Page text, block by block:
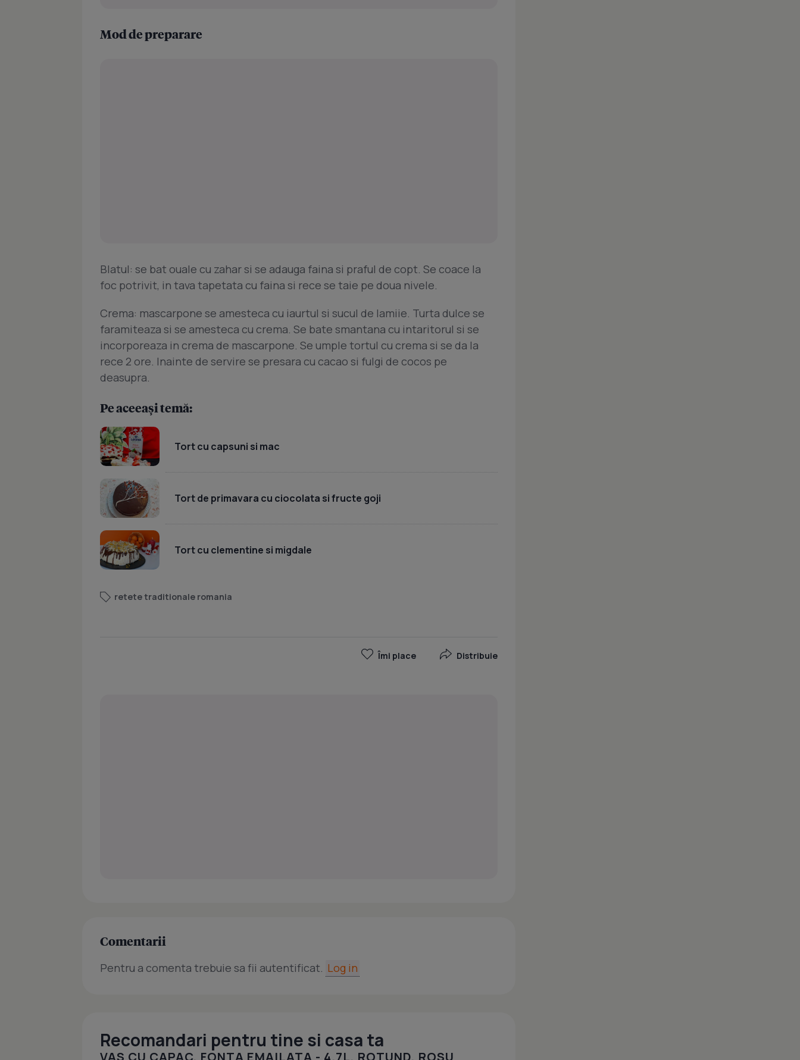
Mod de preparare
Blatul: se bat ouale cu zahar si se adauga faina si praful de copt. Se coace la
foc potrivit, in tava tapetata cu faina si rece se taie pe doua nivele.
Crema: mascarpone se amesteca cu iaurtul si sucul de lamiie. Turta dulce se
faramiteaza si se amesteca cu crema. Se bate smantana cu intaritorul si se
incorporeaza in crema de mascarpone. Se umple tortul cu crema si se da la
rece 2 ore. Inainte de servire se presara cu cacao si fulgi de cocos pe
deasupra.
Pe aceeași temă:
Tort cu capsuni si mac
Tort de primavara cu ciocolata si fructe goji
Tort cu clementine si migdale
retete traditionale romania
Îmi place Distribuie
Comentarii
Pentru a comenta trebuie sa fii autentificat. Log in
Recomandari pentru tine si casa ta
VAS CU CAPAC, FONTA EMAILATA - 4.7L, ROTUND, ROSU